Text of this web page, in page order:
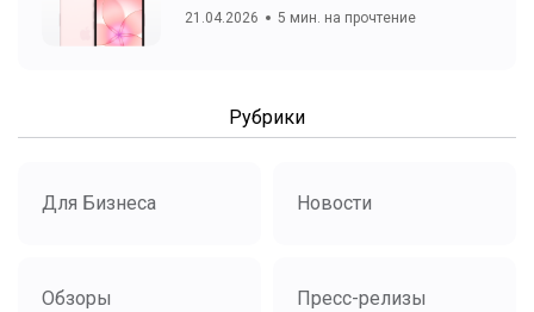
21.04.2026 5 мин. на прочтение
Рубрики
Для Бизнеса Новости
Обзоры Пресс-релизы